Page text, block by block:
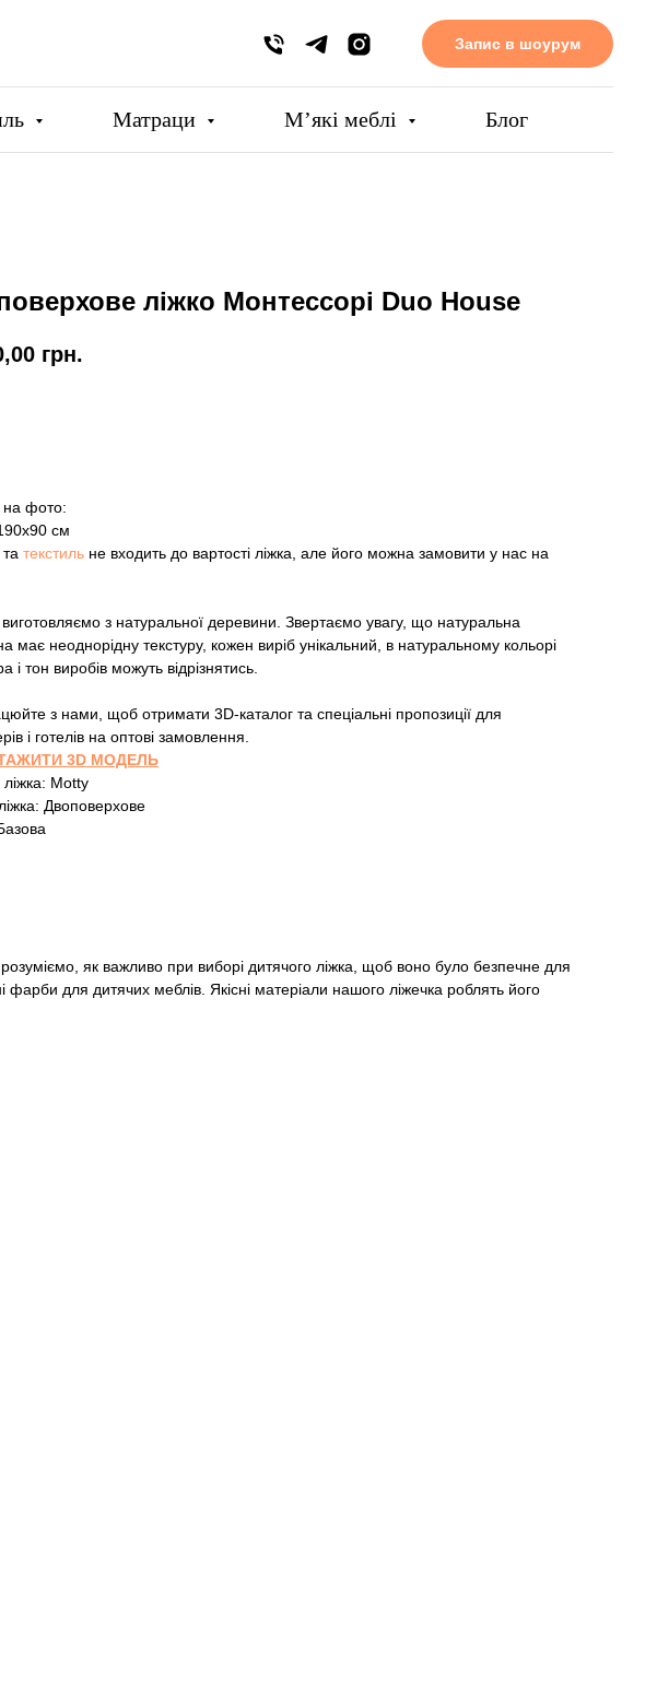
Запис в шоурум
Матраци Мʼякі меблі Блог
ліжко Монтессорі Duo House
грн.
на фото:
см
та текстиль не входить до вартості ліжка, але його можна замовити у нас на
з натуральної деревини. Звертаємо увагу, що натуральна
має неоднорідну текстуру, кожен виріб унікальний, в натуральному кольорі
і тон виробів можуть відрізнятись.
з нами, щоб отримати 3D-каталог та спеціальні пропозиції для
і готелів на оптові замовлення.
3D МОДЕЛЬ
Motty
Двоповерхове
як важливо при виборі дитячого ліжка, щоб воно було безпечне для
для дитячих меблів. Якісні матеріали нашого ліжечка роблять його